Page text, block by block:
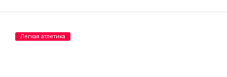
Легкая атлетика